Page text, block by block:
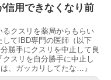
信用できなくなり前
クスリを薬局からもらい
てIBD専門の医師（以下
勝手にクスリを中止して良
スリを自分勝手に中止し
、ガッカリしてたな…』